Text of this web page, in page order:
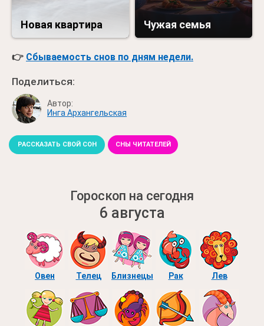
Новая квартира Чужая семья
👉 Сбываемость снов по дням недели.
Поделиться:
Автор:
Инга Архангельская
РАССКАЗАТЬ СВОЙ СОН СНЫ ЧИТАТЕЛЕЙ
Гороскоп на сегодня
6 августа
Овен Телец Близнецы Рак Лев